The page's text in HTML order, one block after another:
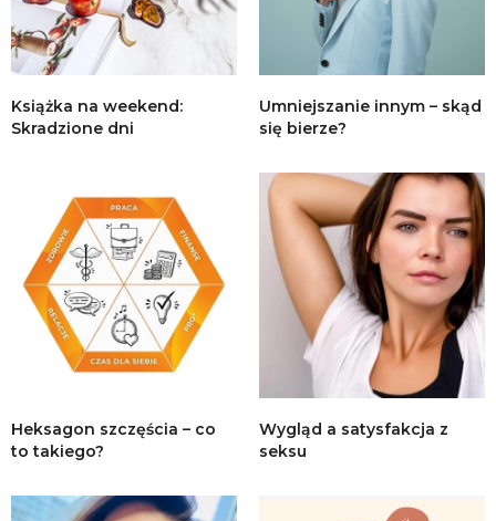
Książka na weekend:
Skradzione dni
Umniejszanie innym – skąd
się bierze?
Heksagon szczęścia – co
to takiego?
Wygląd a satysfakcja z
seksu